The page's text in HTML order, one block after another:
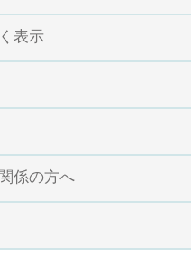
表示
係の方へ